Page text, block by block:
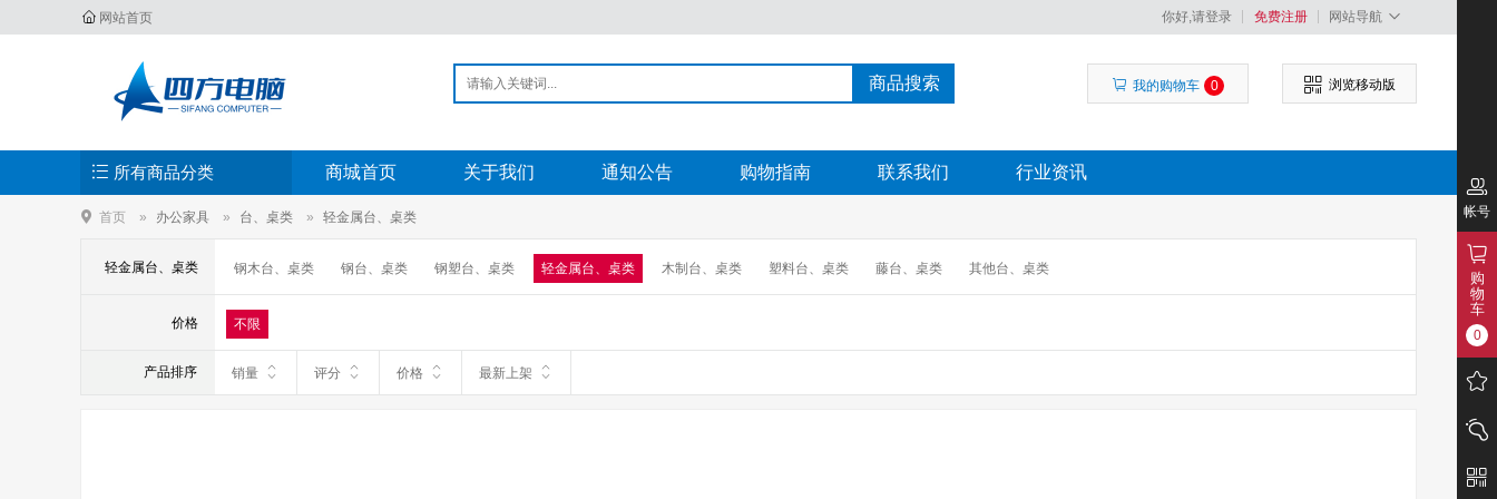
网站首页 你好,请登录 免费注册 网站导航
商品搜索 我的购物车 0 浏览移动版
所有商品分类 商城首页 关于我们 通知公告 购物指南 联系我们 行业资讯
首页 办公家具 台、桌类 轻金属台、桌类
轻金属台、桌类 钢木台、桌类 钢台、桌类 钢塑台、桌类 轻金属台、桌类 木制台、桌类 塑料台、桌类 藤台、桌类 其他台、桌类
价格 不限
产品排序 销量 评分 价格 最新上架
帐号
购
物
车
0